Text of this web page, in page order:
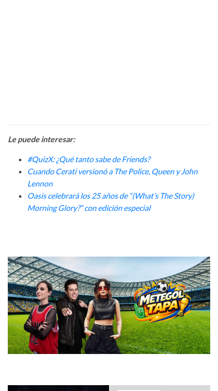
Le puede interesar:
#QuizX: ¿Qué tanto sabe de Friends?
Cuando Cerati versionó a The Police, Queen y John
Lennon
Oasis celebrará los 25 años de “(What’s The Story)
Morning Glory?” con edición especial